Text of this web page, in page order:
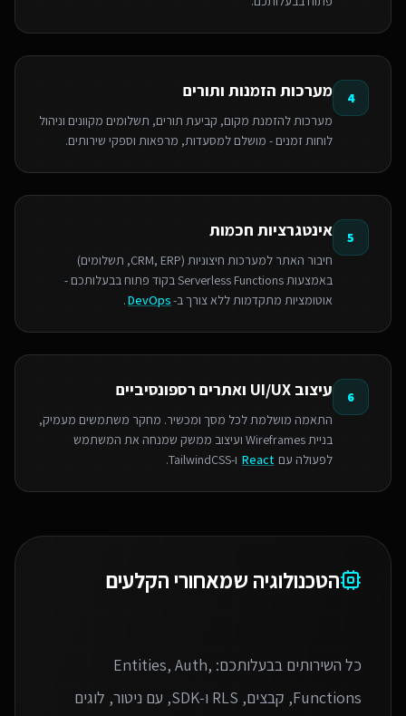
4 מערכות הזמנות ותורים
מערכות להזמנת מקום, קביעת תורים, תשלומים מקוונים וניהול
לוחות זמנים - מושלם למסעדות, מרפאות וספקי שירותים.
5 אינטגרציות חכמות
חיבור האתר למערכות חיצוניות (CRM, ERP, תשלומים)
באמצעות Serverless Functions בקוד פתוח בבעלותכם -
אוטומציות מתקדמות ללא צורך ב-DevOps
.
6 עיצוב UI/UX ואתרים רספונסיביים
התאמה מושלמת לכל מסך ומכשיר. מחקר משתמשים מעמיק,
בניית Wireframes ועיצוב ממשק שמנחה את המשתמש
לפעולה עם React ו-TailwindCSS.
הטכנולוגיה שמאחורי הקלעים
כל השירותים בבעלותכם: Entities, Auth,
Functions, קבצים, RLS ו‑SDK, עם ניטור, לוגים